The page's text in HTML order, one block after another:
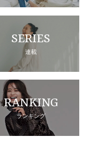
SERIES
連載
RANKING
ランキング